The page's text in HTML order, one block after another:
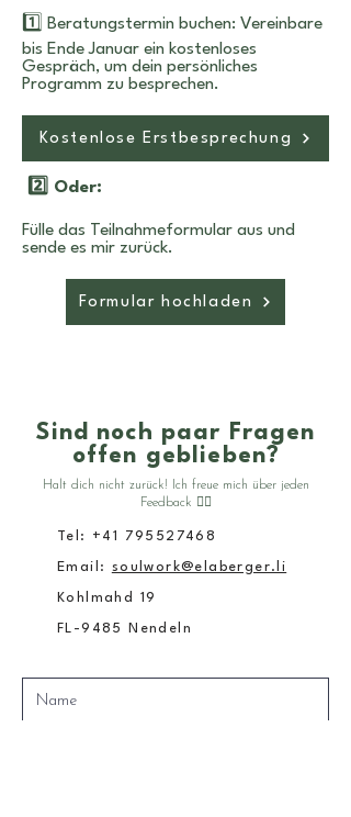
1️⃣ Beratungstermin buchen: Vereinbare
bis Ende Januar ein kostenloses
Gespräch, um dein persönliches
Programm zu besprechen.
Kostenlose Erstbesprechung
2️⃣ Oder:
Fülle das Teilnahmeformular aus und
sende es mir zurück.
Formular hochladen
Sind noch paar Fragen
offen geblieben?
Halt dich nicht zurück! Ich freue mich über jeden
Feedback 👇🏽
Tel: +41 795527468
Email: soulwork@elaberger.li
Kohlmahd 19
FL-9485 Nendeln